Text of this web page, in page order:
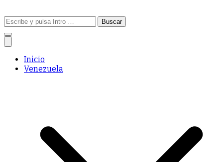
Buscar:
Inicio
Venezuela